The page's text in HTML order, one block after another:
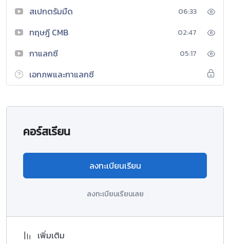
สเปกตรัมมืด 06:33
ทฤษฎี CMB 02:47
กาแลกซี 05:17
เอกภพและกาแลกซี
คอร์สเรียน
ลงทะเบียนเรียน
ลงทะเบียนเรียนเลย
เพิ่มเติม